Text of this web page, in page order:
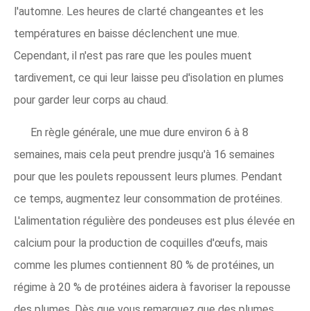
l'automne. Les heures de clarté changeantes et les
températures en baisse déclenchent une mue.
Cependant, il n'est pas rare que les poules muent
tardivement, ce qui leur laisse peu d'isolation en plumes
pour garder leur corps au chaud.
En règle générale, une mue dure environ 6 à 8
semaines, mais cela peut prendre jusqu'à 16 semaines
pour que les poulets repoussent leurs plumes. Pendant
ce temps, augmentez leur consommation de protéines.
L'alimentation régulière des pondeuses est plus élevée en
calcium pour la production de coquilles d'œufs, mais
comme les plumes contiennent 80 % de protéines, un
régime à 20 % de protéines aidera à favoriser la repousse